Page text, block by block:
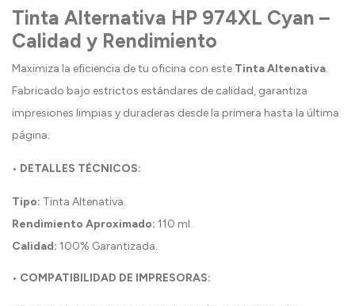
Tinta Alternativa HP 974XL Cyan –
Calidad y Rendimiento
Maximiza la eficiencia de tu oficina con este Tinta Altenativa.
Fabricado bajo estrictos estándares de calidad, garantiza
impresiones limpias y duraderas desde la primera hasta la última
página.
• DETALLES TÉCNICOS:
Tipo: Tinta Altenativa.
Rendimiento Aproximado: 110 ml.
Calidad: 100% Garantizada.
• COMPATIBILIDAD DE IMPRESORAS: